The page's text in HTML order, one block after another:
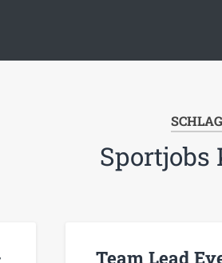
Sportjobs
Team Lead